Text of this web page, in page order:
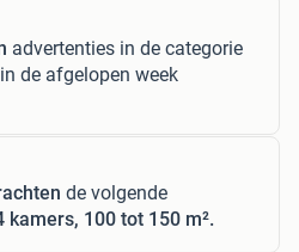
advertenties in de categorie
de afgelopen week
de volgende
kamers, 100 tot 150 m².